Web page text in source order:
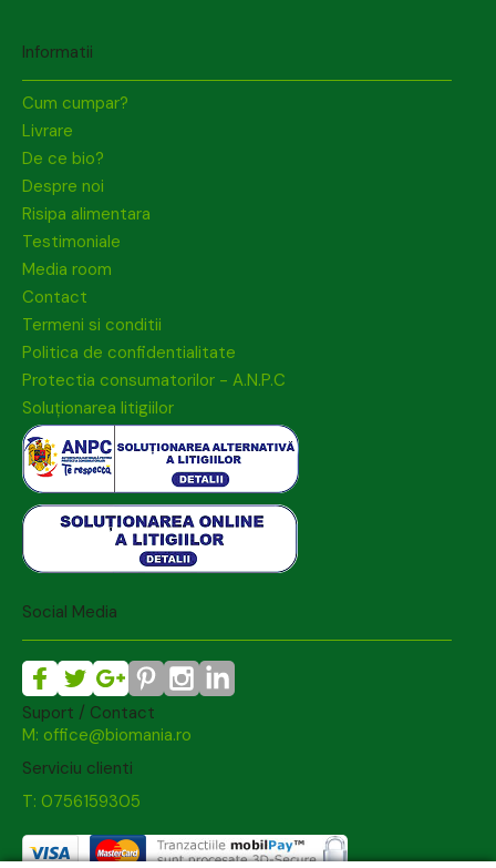
Informatii
Cum cumpar?
Livrare
De ce bio?
Despre noi
Risipa alimentara
Testimoniale
Media room
Contact
Termeni si conditii
Politica de confidentialitate
Protectia consumatorilor - A.N.P.C
Soluționarea litigiilor
Social Media
Suport / Contact
M: office@biomania.ro
Serviciu clienti
T: 0756159305